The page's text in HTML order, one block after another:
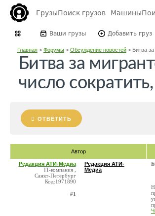
ГрузыПоиск грузов Машины
Ваши грузы Добавить груз
Главная> Форумы> Обсуждение новостей> Битва за
Битва за
число
ОТВЕТИТЬ
Автор
Редакция АТИ-Медиа
IT-компания ,
Санкт-Петербург
Код:1971890
#1
Редакция АТИ-
Медиа